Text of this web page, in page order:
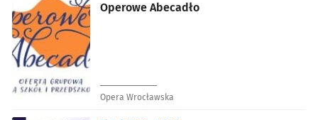
Operowe Abecadło
Opera Wrocławska